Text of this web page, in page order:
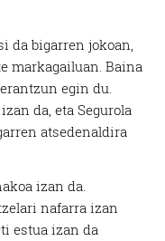
da bigarren jokoan,
markagailuan. Baina
egin du.
da, eta Segurola
atsedenaldira
izan da.
nafarra izan
estua izan da